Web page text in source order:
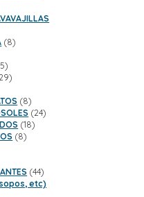
88
125
productos
2929
88
productos
2424
1818
88
4444
productos
etc)